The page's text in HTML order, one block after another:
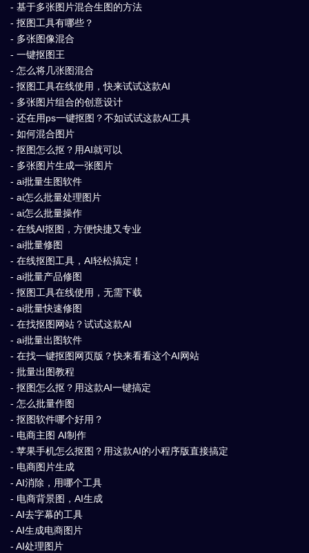
- 基于多张图片混合生图的方法
- 抠图工具有哪些？
- 多张图像混合
- 一键抠图王
- 怎么将几张图混合
- 抠图工具在线使用，快来试试这款AI
- 多张图片组合的创意设计
- 还在用ps一键抠图？不如试试这款AI工具
- 如何混合图片
- 抠图怎么抠？用AI就可以
- 多张图片生成一张图片
- ai批量生图软件
- ai怎么批量处理图片
- ai怎么批量操作
- 在线AI抠图，方便快捷又专业
- ai批量修图
- 在线抠图工具，AI轻松搞定！
- ai批量产品修图
- 抠图工具在线使用，无需下载
- ai批量快速修图
- 在找抠图网站？试试这款AI
- ai批量出图软件
- 在找一键抠图网页版？快来看看这个AI网站
- 批量出图教程
- 抠图怎么抠？用这款AI一键搞定
- 怎么批量作图
- 抠图软件哪个好用？
- 电商主图 AI制作
- 苹果手机怎么抠图？用这款AI的小程序版直接搞定
- 电商图片生成
- AI消除，用哪个工具
- 电商背景图，AI生成
- AI去字幕的工具
- AI生成电商图片
- AI处理图片